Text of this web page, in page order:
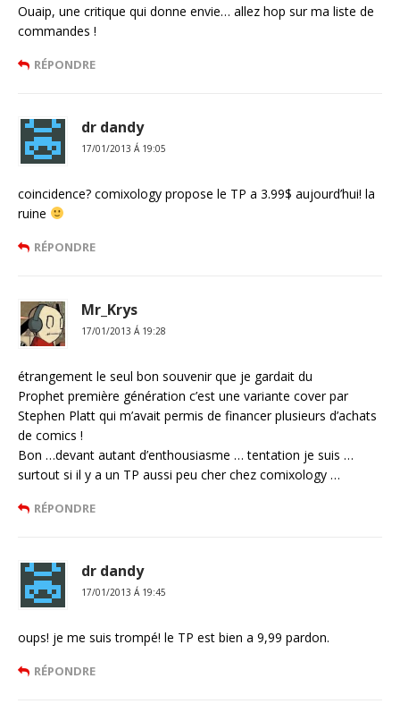
Ouaip, une critique qui donne envie… allez hop sur ma liste de
commandes !
RÉPONDRE
dr dandy
17/01/2013 Á 19:05
coincidence? comixology propose le TP a 3.99$ aujourd’hui! la
ruine
RÉPONDRE
Mr_Krys
17/01/2013 Á 19:28
étrangement le seul bon souvenir que je gardait du
Prophet première génération c’est une variante cover par
Stephen Platt qui m’avait permis de financer plusieurs d’achats
de comics !
Bon …devant autant d’enthousiasme … tentation je suis …
surtout si il y a un TP aussi peu cher chez comixology …
RÉPONDRE
dr dandy
17/01/2013 Á 19:45
oups! je me suis trompé! le TP est bien a 9,99 pardon.
RÉPONDRE